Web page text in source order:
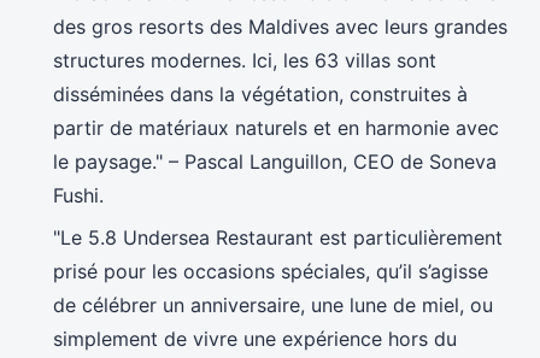
des gros resorts des Maldives avec leurs grandes
structures modernes. Ici, les 63 villas sont
disséminées dans la végétation, construites à
partir de matériaux naturels et en harmonie avec
le paysage." – Pascal Languillon, CEO de Soneva
Fushi.
"Le 5.8 Undersea Restaurant est particulièrement
prisé pour les occasions spéciales, qu’il s’agisse
de célébrer un anniversaire, une lune de miel, ou
simplement de vivre une expérience hors du